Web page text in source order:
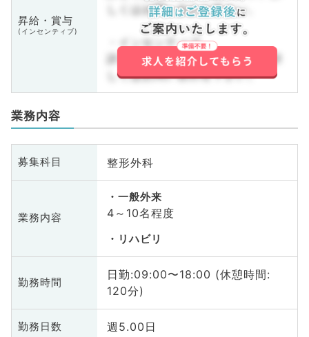
昇給・賞与
(インセンティブ)
しくはお問い合わせ下さい。
・インセンティブ
詳しくはお問い合わせ下さい。詳
しくはお問い合わせ下さい。
業務内容
募集科目 整形外科
業務内容
一般外来
4～10名程度
リハビリ
勤務時間
日勤:09:00〜18:00 (休憩時間:
120分)
勤務日数 週5.00日